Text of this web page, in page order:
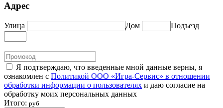
Адрес
Улица Дом Подъезд
Я подтверждаю, что введенные мной данные верны, я
ознакомлен с Политикой ООО «Игра-Сервис» в отношении
обработки информации о пользователях и даю согласие на
обработку моих персональных данных
Итого: руб